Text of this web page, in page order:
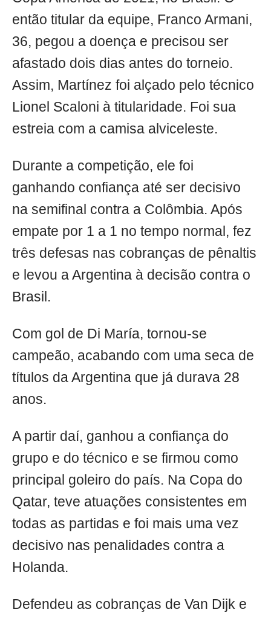
então titular da equipe, Franco Armani,
36, pegou a doença e precisou ser
afastado dois dias antes do torneio.
Assim, Martínez foi alçado pelo técnico
Lionel Scaloni à titularidade. Foi sua
estreia com a camisa alviceleste.
Durante a competição, ele foi
ganhando confiança até ser decisivo
na semifinal contra a Colômbia. Após
empate por 1 a 1 no tempo normal, fez
três defesas nas cobranças de pênaltis
e levou a Argentina à decisão contra o
Brasil.
Com gol de Di María, tornou-se
campeão, acabando com uma seca de
títulos da Argentina que já durava 28
anos.
A partir daí, ganhou a confiança do
grupo e do técnico e se firmou como
principal goleiro do país. Na Copa do
Qatar, teve atuações consistentes em
todas as partidas e foi mais uma vez
decisivo nas penalidades contra a
Holanda.
Defendeu as cobranças de Van Dijk e